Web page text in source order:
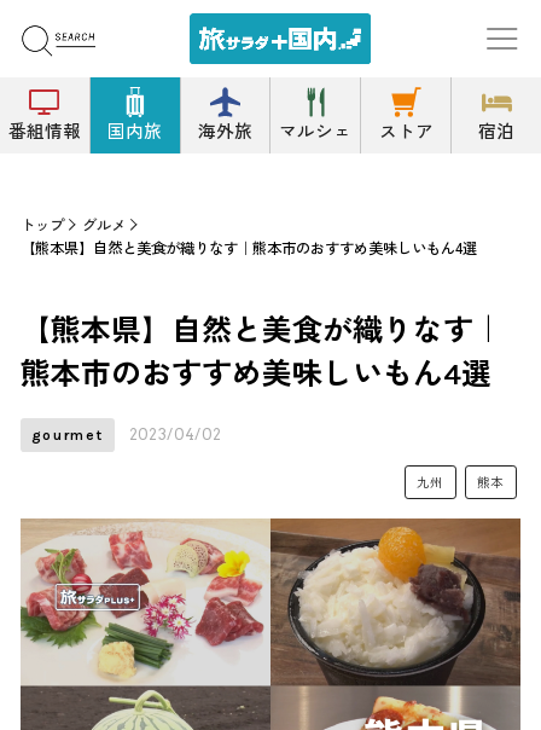
番組情報 国内旅 海外旅 マルシェ ストア 宿泊
トップ
グルメ
【熊本県】自然と美食が織りなす｜熊本市のおすすめ美味しいもん4選
【熊本県】自然と美食が織りなす｜
熊本市のおすすめ美味しいもん4選
gourmet 2023/04/02
九州 熊本